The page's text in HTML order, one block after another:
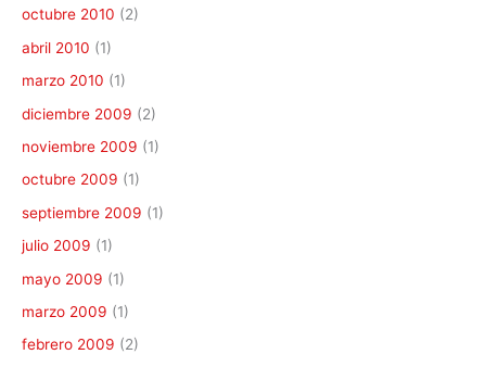
octubre 2010 (2)
abril 2010 (1)
marzo 2010 (1)
diciembre 2009 (2)
noviembre 2009 (1)
octubre 2009 (1)
septiembre 2009 (1)
julio 2009 (1)
mayo 2009 (1)
marzo 2009 (1)
febrero 2009 (2)